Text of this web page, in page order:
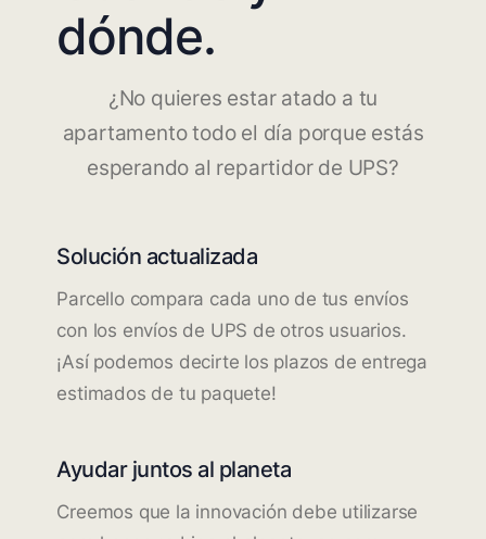
dónde.
¿No quieres estar atado a tu
apartamento todo el día porque estás
esperando al repartidor de UPS?
Solución actualizada
Parcello compara cada uno de tus envíos
con los envíos de UPS de otros usuarios.
¡Así podemos decirte los plazos de entrega
estimados de tu paquete!
Ayudar juntos al planeta
Creemos que la innovación debe utilizarse